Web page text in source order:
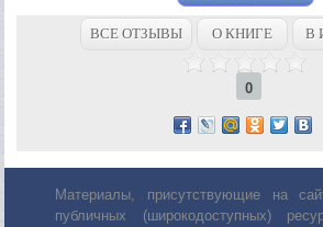
ВСЕ ОТЗЫВЫ О КНИГЕ В
0
Материалы, присутствующие на
публичных (широкодоступных)